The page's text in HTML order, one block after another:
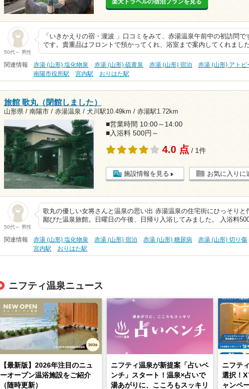
楽天トラベルの宿泊プランを見る
50代～ 男性
「いきかえりの宿・瀧波 」口コミをみて、赤湯温泉午前中の初訪問
です。貴重品はフロントで預かってくれ、浴室まで案内してくれまし
関連情報 赤湯 (山形) 塩化物泉 赤湯 (山形) 硫黄泉 赤湯 (山形) 宿泊 赤湯 (山形) アトピ
南陽市役所駅
宮内駅 おりはた駅
旅館 歌丸（閉館しました）
山形県 / 南陽市 / 赤湯温泉 / 犬川駅10.49km / 赤湯駅1.72km
■営業時間 10:00～14:00
■入浴料 500円～
4.0 点 / 1件
施設情報を見る お気に入りに
50代～ 男性
歌丸の優しい女将さんと温泉の思い出 赤湯温泉の住宅街にひっそりと
鄙びた温泉旅館。日曜日の午後、日帰り入浴してみました。 入浴料
関連情報 赤湯 (山形) 塩化物泉 赤湯 (山形) 宿泊 赤湯 (山形) 糖尿病 赤湯 (山形) 切り傷
宮内駅
おりはた駅
ニフティ温泉ニュース
【最新版】2026年注目のニュ
ーオープン温浴施設をご紹介
（随時更新）
ニフティ温泉が新提案「占いベ
ンチ」スタート！温泉×占いで
湯あがりに、こころもスッキリ
ニフテ
選択！
ャンペ